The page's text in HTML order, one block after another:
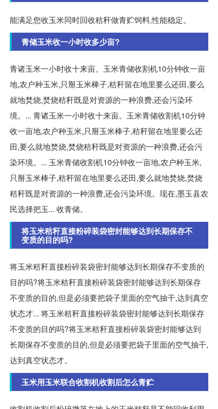
能满足您收玉米同时回收秸秆做青贮饲料,性能稳定。
青储玉米收一小时收多少亩?
青诸玉米一小时收十来亩。玉米青储收割机10分钟收一亩
地,农户种玉米,只掰玉米棒子,秸秆留在地里要么还田,要么
就地焚烧,焚烧秸秆既是对资源的一种浪费,还会污染环
境。... 青诸玉米一小时收十来亩。玉米青储收割机10分钟
收一亩地,农户种玉米,只掰玉米棒子,秸秆留在地里要么还
田,要么就地焚烧,焚烧秸秆既是对资源的一种浪费,还会污
染环境。... 玉米青储收割机10分钟收一亩地,农户种玉米,
只掰玉米棒子,秸秆留在地里要么还田,要么就地焚烧,焚烧
秸秆既是对资源的一种浪费,还会污染环境。现在,墨玉县农
民选择把玉... 收青储。
将玉米秸秆直接粉碎装袋密封能够达到长期保存不
变质的目的吗?
将玉米秸秆直接粉碎装袋密封能够达到长期保存不变质的
目的吗?将玉米秸秆直接粉碎装袋密封能够达到长期保存
不变质的目的,但是必须要把袋子里面的空气抽干,达到真空
状态才... 将玉米秸秆直接粉碎装袋密封能够达到长期保存
不变质的目的吗?将玉米秸秆直接粉碎装袋密封能够达到
长期保存不变质的目的,但是必须要把袋子里面的空气抽干,
达到真空状态才。
玉米用玉米联合收割机收割后怎么青贮